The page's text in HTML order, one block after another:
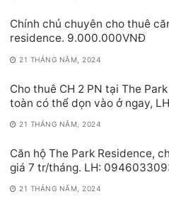
Chính chủ chuyên cho thuê
residence. 9.000.000VNĐ
21 THÁNG NĂM, 2024
Cho thuê CH 2 PN tại The
toàn có thể dọn vào ở ngay,
21 THÁNG NĂM, 2024
Căn hộ The Park Residence,
giá 7 tr/tháng. LH:
21 THÁNG NĂM, 2024